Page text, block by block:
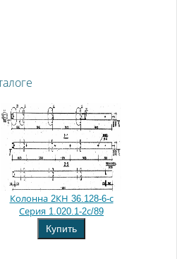
Колонна 2КН 36.128-6-с
Серия 1.020.1-2с/89
Купить